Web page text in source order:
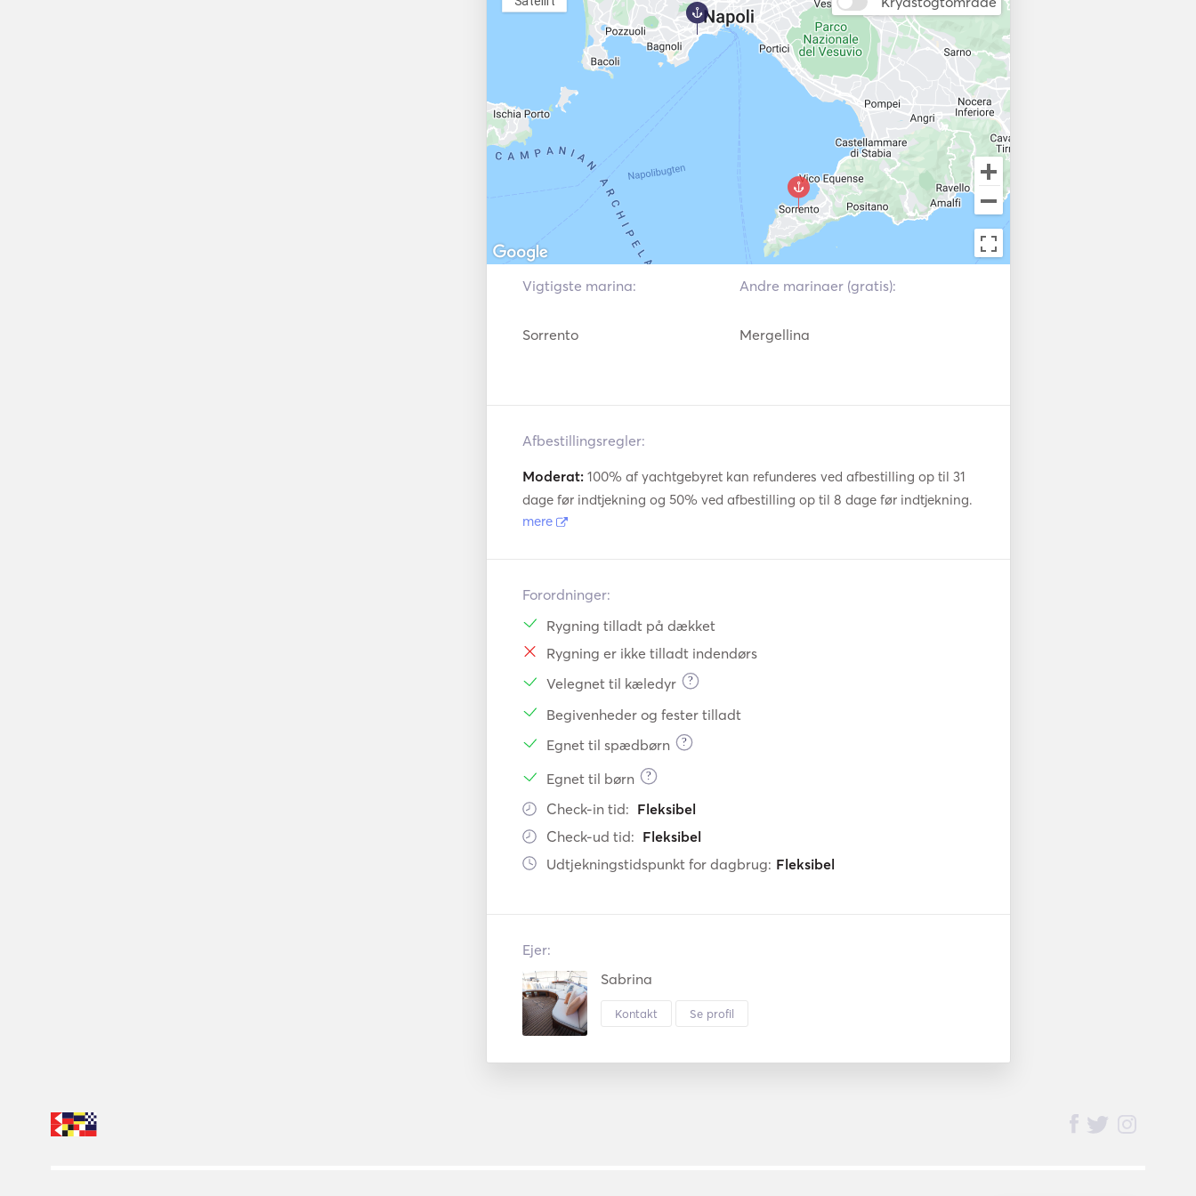
Påhængsmotor VHF Autopilot
Fiskesøger / Sonar
Vigtigste marina:
Sorrento
Andre marinaer (gratis):
Mergellina
Afbestillingsregler:
Moderat: 100% af yachtgebyret kan refunderes ved afbestilling op til 31
dage før indtjekning og 50% ved afbestilling op til 8 dage før indtjekning.
mere
Forordninger:
Rygning tilladt på dækket
Rygning er ikke tilladt indendørs
Velegnet til kæledyr
?
Begivenheder og fester tilladt
Egnet til spædbørn
?
Egnet til børn ?
Check-in tid: Fleksibel
Check-ud tid: Fleksibel
Udtjekningstidspunkt for dagbrug: Fleksibel
Ejer:
Sabrina
Kontakt Se profil